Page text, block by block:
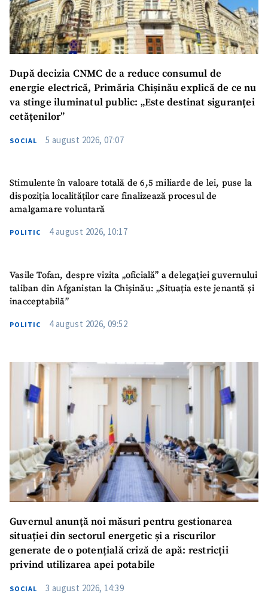
După decizia CNMC de a reduce consumul de
energie electrică, Primăria Chișinău explică de ce nu
va stinge iluminatul public: „Este destinat siguranței
cetățenilor”
SOCIAL 5 august 2026, 07:07
Stimulente în valoare totală de 6,5 miliarde de lei, puse la
dispoziția localităților care finalizează procesul de
amalgamare voluntară
POLITIC 4 august 2026, 10:17
Vasile Tofan, despre vizita „oficială” a delegației guvernului
taliban din Afganistan la Chișinău: „Situația este jenantă și
inacceptabilă”
POLITIC 4 august 2026, 09:52
Guvernul anunță noi măsuri pentru gestionarea
situației din sectorul energetic și a riscurilor
generate de o potențială criză de apă: restricții
privind utilizarea apei potabile
SOCIAL 3 august 2026, 14:39